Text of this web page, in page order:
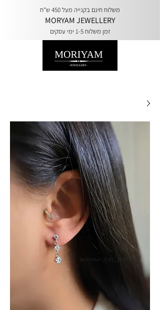
משלוח חינם בקנייה מעל 450 ש"ח
MORYAM JEWELLERY
זמן משלוח 1-5 ימי עסקים